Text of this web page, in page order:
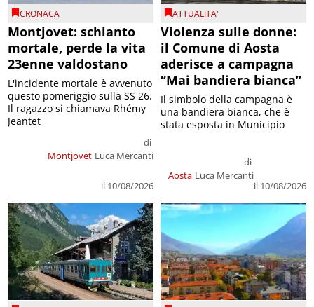
CRONACA
Montjovet: schianto
mortale, perde la vita
23enne valdostano
Montjovet
di
Luca Mercanti
il 10/08/2026
L'incidente mortale è avvenuto
questo pomeriggio sulla SS 26.
Il ragazzo si chiamava Rhémy
Jeantet
ATTUALITA'
Violenza sulle donne:
il Comune di Aosta
aderisce a campagna
“Mai bandiera bianca”
Aosta
di
Luca Mercanti
il 10/08/2026
Il simbolo della campagna è
una bandiera bianca, che è
stata esposta in Municipio